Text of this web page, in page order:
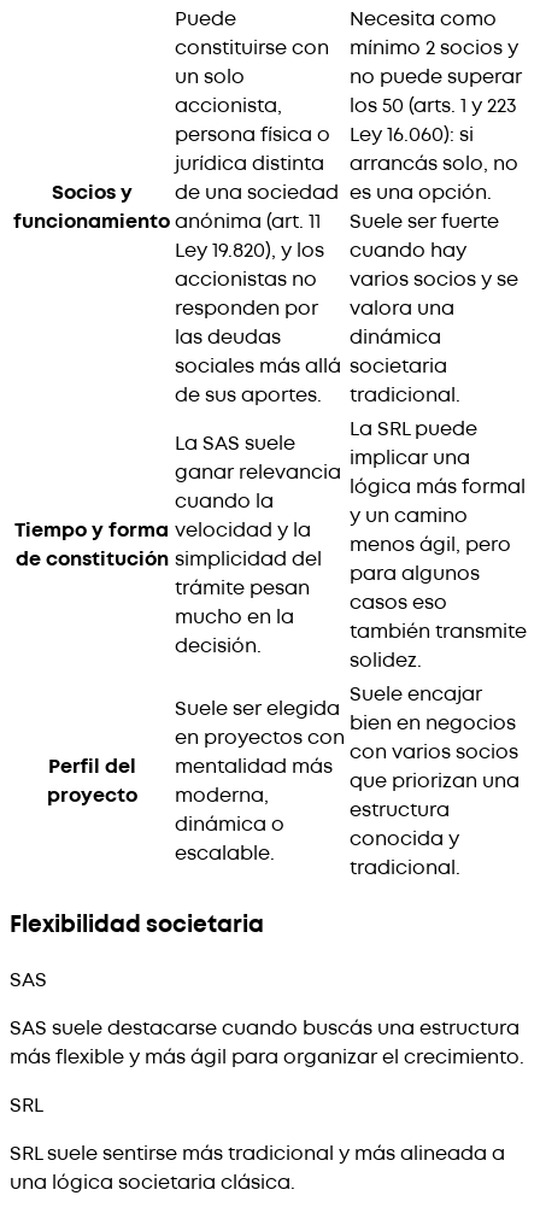
Socios y
funcionamiento
Puede
constituirse con
un solo
accionista,
persona física o
jurídica distinta
de una sociedad
anónima (art. 11
Ley 19.820), y los
accionistas no
responden por
las deudas
sociales más allá
de sus aportes.
Necesita como
mínimo 2 socios y
no puede superar
los 50 (arts. 1 y 223
Ley 16.060): si
arrancás solo, no
es una opción.
Suele ser fuerte
cuando hay
varios socios y se
valora una
dinámica
societaria
tradicional.
Tiempo y forma
de constitución
La SAS suele
ganar relevancia
cuando la
velocidad y la
simplicidad del
trámite pesan
mucho en la
decisión.
La SRL puede
implicar una
lógica más formal
y un camino
menos ágil, pero
para algunos
casos eso
también transmite
solidez.
Perfil del
proyecto
Suele ser elegida
en proyectos con
mentalidad más
moderna,
dinámica o
escalable.
Suele encajar
bien en negocios
con varios socios
que priorizan una
estructura
conocida y
tradicional.
Flexibilidad societaria
SAS
SAS suele destacarse cuando buscás una estructura
más flexible y más ágil para organizar el crecimiento.
SRL
SRL suele sentirse más tradicional y más alineada a
una lógica societaria clásica.